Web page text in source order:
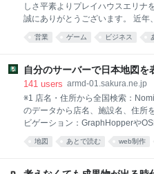
しさ平素よりプレイハウスエリナ
誠にありがとうございます。 近年
センターが次々と姿を消していま
店街にあり、ビデオゲーム、対戦
気がつけば閉店していたり、クレ
した売り場へ変わっていたりしま
ョッピングモールや繁華街では、
ムを設置した大型店や専門店を見
した。 ゲームセンターそのものが
らのゲームセンター」が、少しず
維持することが難しくなっている
営業 ゲーム ビジネス
自分のサーバーで日本地図
141 users armd-01.sakura.ne.jp
※1 店名・住所から全国検索：
のデータから店名、施設名、住所
ビゲーション：GraphHopperや
内は別途実装します。 ※3 道路沿
ものではありませんが、Mapillary
地図 あとで読む web制作